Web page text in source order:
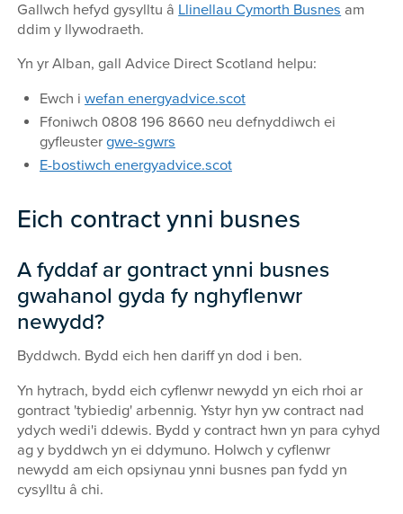
Gallwch hefyd gysylltu â Llinellau Cymorth Busnes am
ddim y llywodraeth.
Yn yr Alban, gall Advice Direct Scotland helpu:
Ewch i wefan energyadvice.scot
Ffoniwch 0808 196 8660 neu defnyddiwch ei
gyfleuster gwe-sgwrs
E-bostiwch energyadvice.scot
Eich contract ynni busnes
A fyddaf ar gontract ynni busnes
gwahanol gyda fy nghyflenwr
newydd?
Byddwch. Bydd eich hen dariff yn dod i ben.
Yn hytrach, bydd eich cyflenwr newydd yn eich rhoi ar
gontract 'tybiedig' arbennig. Ystyr hyn yw contract nad
ydych wedi'i ddewis. Bydd y contract hwn yn para cyhyd
ag y byddwch yn ei ddymuno. Holwch y cyflenwr
newydd am eich opsiynau ynni busnes pan fydd yn
cysylltu â chi.